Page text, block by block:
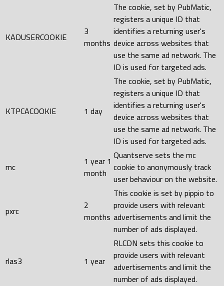
KADUSERCOOKIE
3
months
The cookie, set by PubMatic,
registers a unique ID that
identifies a returning user's
device across websites that
use the same ad network. The
ID is used for targeted ads.
KTPCACOOKIE 1 day
The cookie, set by PubMatic,
registers a unique ID that
identifies a returning user's
device across websites that
use the same ad network. The
ID is used for targeted ads.
mc
1 year 1
month
Quantserve sets the mc
cookie to anonymously track
user behaviour on the website.
pxrc
2
months
This cookie is set by pippio to
provide users with relevant
advertisements and limit the
number of ads displayed.
rlas3 1 year
RLCDN sets this cookie to
provide users with relevant
advertisements and limit the
number of ads displayed.